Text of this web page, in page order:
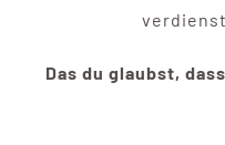
Das du glaubst,